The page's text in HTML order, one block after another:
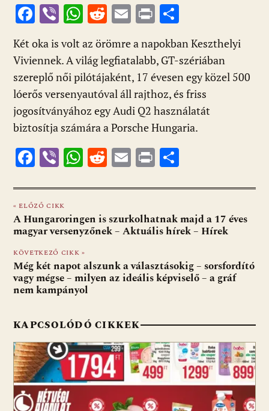
F
ac
e
b
o
o
k
Vi
er
W
at
s
A
p
p
R
e
d
di
t
E
ai
l
Pr
in
t
ss
za
m
e
g
Két oka is volt az örömre a napokban Keszthelyi
Viviennek. A világ legfiatalabb, GT-szériában
szereplő női pilótájaként, 17 évesen egy közel 500
lóerős versenyautóval áll rajthoz, és friss
jogosítványához egy Audi Q2 használatát
biztosítja számára a Porsche Hungaria.
F
e
b
o
o
k
Vi
er
W
at
s
A
p
p
R
d
di
t
E
ai
l
Pr
t za
m
e
« ELŐZŐ CIKK
A Hungaroringen is szurkolhatnak majd a 17 éves
magyar versenyzőnek – Aktuális hírek – Hírek
KÖVETKEZŐ CIKK »
Még két napot alszunk a választásokig – sorsfordító
vagy mégse – milyen az ideális képviselő – a gráf
nem kampányol
KAPCSOLÓDÓ CIKKEK